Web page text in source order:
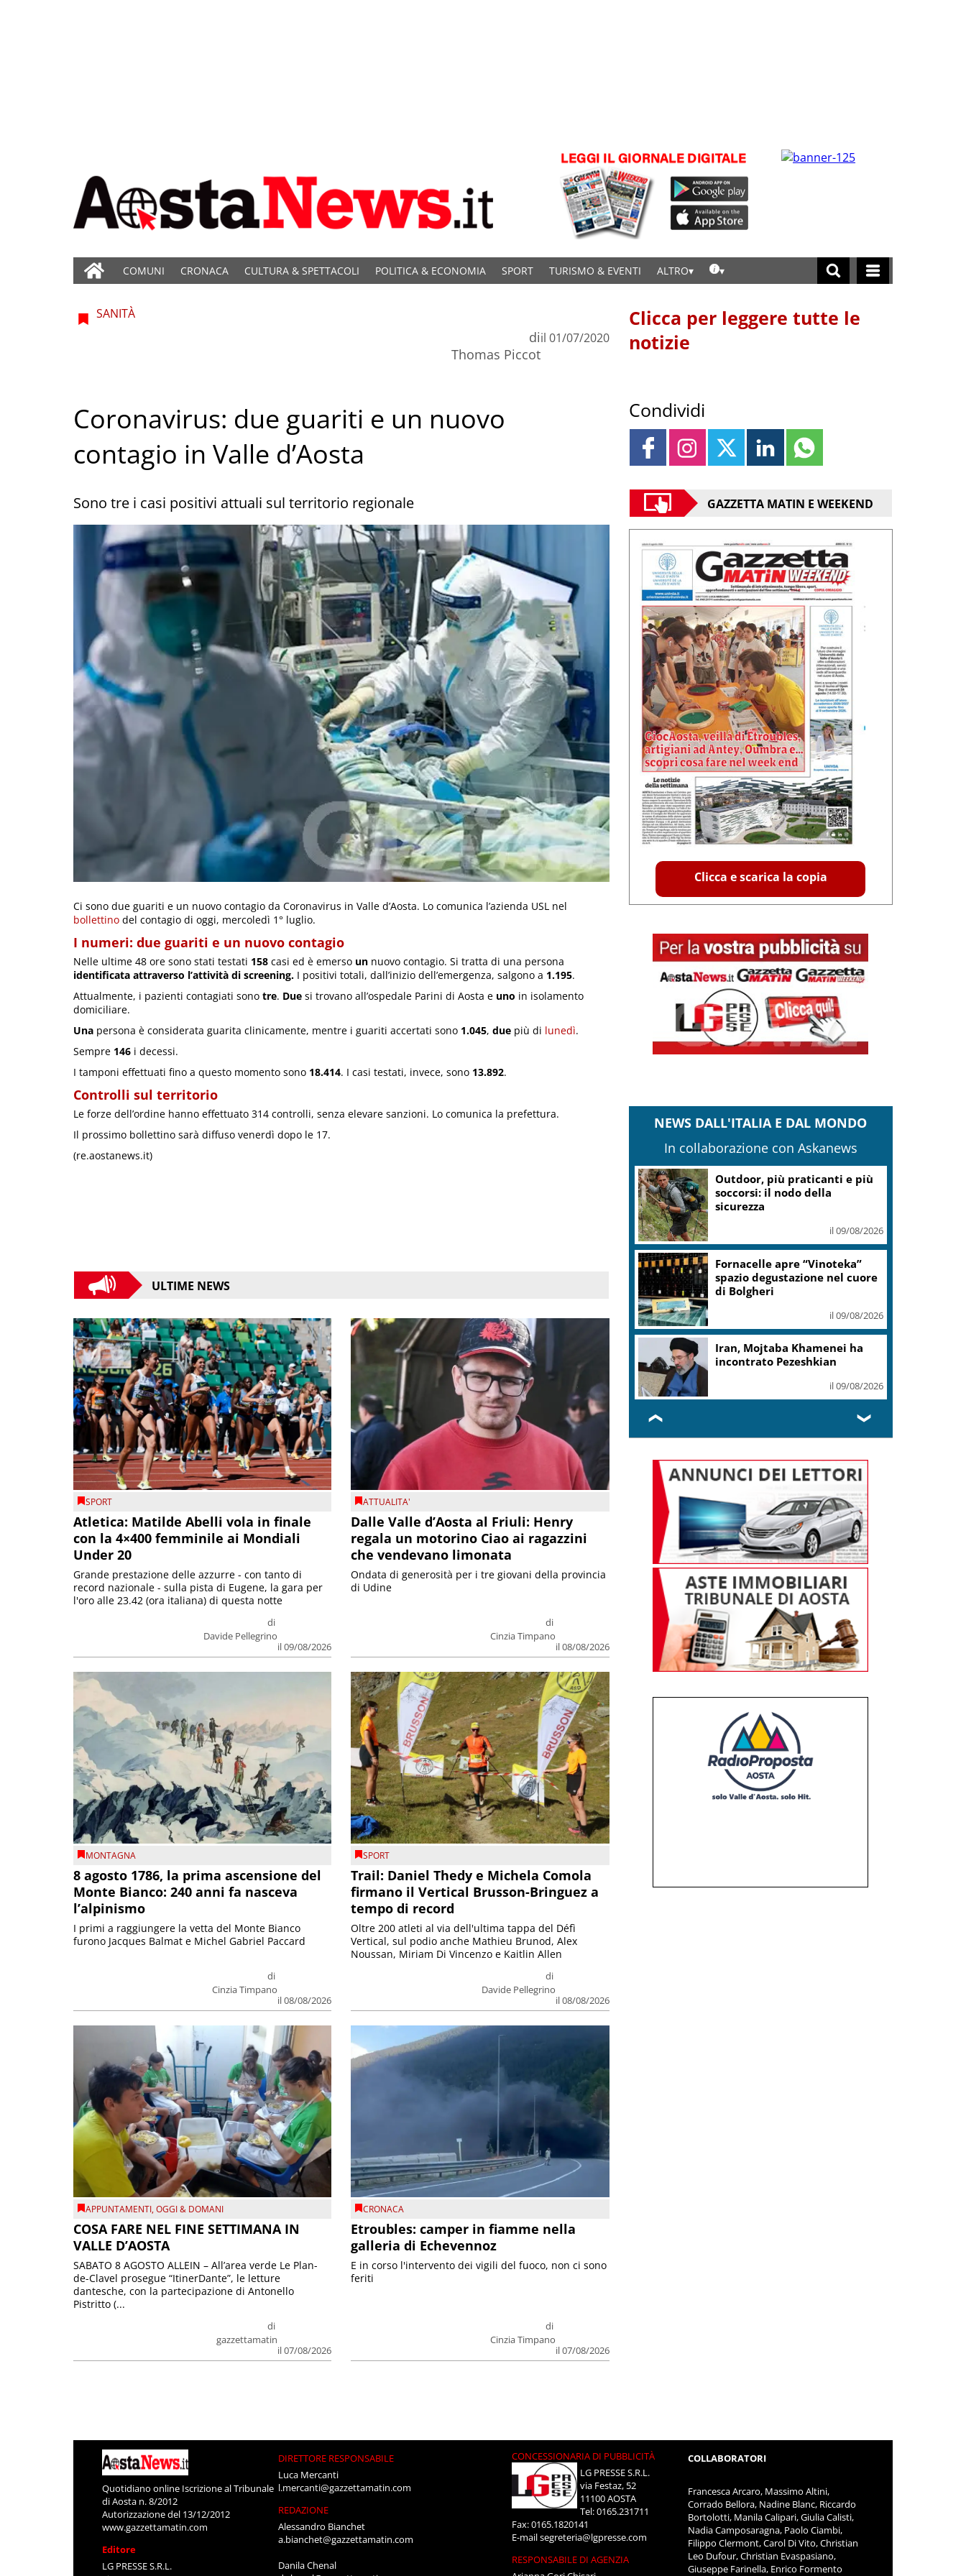
COMUNI CRONACA CULTURA & SPETTACOLI POLITICA & ECONOMIA SPORT TURISMO & EVENTI ALTRO
SANITÀ
di
Thomas Piccot
il 01/07/2020
Coronavirus: due guariti e un nuovo
contagio in Valle d’Aosta
Sono tre i casi positivi attuali sul territorio regionale
Ci sono due guariti e un nuovo contagio da Coronavirus in Valle d’Aosta. Lo comunica l’azienda USL nel
bollettino del contagio di oggi, mercoledì 1° luglio.
I numeri: due guariti e un nuovo contagio
Nelle ultime 48 ore sono stati testati 158 casi ed è emerso un nuovo contagio. Si tratta di una persona
identificata attraverso l’attività di screening. I positivi totali, dall’inizio dell’emergenza, salgono a 1.195.
Attualmente, i pazienti contagiati sono tre. Due si trovano all’ospedale Parini di Aosta e uno in isolamento
domiciliare.
Una persona è considerata guarita clinicamente, mentre i guariti accertati sono 1.045, due più di lunedì.
Sempre 146 i decessi.
I tamponi effettuati fino a questo momento sono 18.414. I casi testati, invece, sono 13.892.
Controlli sul territorio
Le forze dell’ordine hanno effettuato 314 controlli, senza elevare sanzioni. Lo comunica la prefettura.
Il prossimo bollettino sarà diffuso venerdì dopo le 17.
(re.aostanews.it)
ULTIME NEWS
SPORT
Atletica: Matilde Abelli vola in finale
con la 4×400 femminile ai Mondiali
Under 20
di
Davide Pellegrino
il 09/08/2026
Grande prestazione delle azzurre - con tanto di
record nazionale - sulla pista di Eugene, la gara per
l'oro alle 23.42 (ora italiana) di questa notte
ATTUALITA'
Dalle Valle d’Aosta al Friuli: Henry
regala un motorino Ciao ai ragazzini
che vendevano limonata
di
Cinzia Timpano
il 08/08/2026
Ondata di generosità per i tre giovani della provincia
di Udine
MONTAGNA
8 agosto 1786, la prima ascensione del
Monte Bianco: 240 anni fa nasceva
l’alpinismo
di
Cinzia Timpano
il 08/08/2026
I primi a raggiungere la vetta del Monte Bianco
furono Jacques Balmat e Michel Gabriel Paccard
SPORT
Trail: Daniel Thedy e Michela Comola
firmano il Vertical Brusson-Bringuez a
tempo di record
di
Davide Pellegrino
il 08/08/2026
Oltre 200 atleti al via dell'ultima tappa del Défì
Vertical, sul podio anche Mathieu Brunod, Alex
Noussan, Miriam Di Vincenzo e Kaitlin Allen
APPUNTAMENTI,OGGI & DOMANI
COSA FARE NEL FINE SETTIMANA IN
VALLE D’AOSTA
di
gazzettamatin
il 07/08/2026
SABATO 8 AGOSTO ALLEIN – All’area verde Le Plan-
de-Clavel prosegue “ItinerDante”, le letture
dantesche, con la partecipazione di Antonello
Pistritto (...
CRONACA
Etroubles: camper in fiamme nella
galleria di Echevennoz
di
Cinzia Timpano
il 07/08/2026
E in corso l'intervento dei vigili del fuoco, non ci sono
feriti
Clicca per leggere tutte le
notizie
Condividi
GAZZETTA MATIN E WEEKEND
Clicca e scarica la copia
NEWS DALL'ITALIA E DAL MONDO
In collaborazione con Askanews
Outdoor, più praticanti e più
soccorsi: il nodo della
sicurezza
il 09/08/2026
Fornacelle apre “Vinoteka”
spazio degustazione nel cuore
di Bolgheri
il 09/08/2026
Iran, Mojtaba Khamenei ha
incontrato Pezeshkian
il 09/08/2026
❮ ❯
Quotidiano online Iscrizione al Tribunale
di Aosta n. 8/2012
Autorizzazione del 13/12/2012
www.gazzettamatin.com
Editore
LG PRESSE S.R.L.
DIRETTORE RESPONSABILE
Luca Mercanti
l.mercanti@gazzettamatin.com
REDAZIONE
Alessandro Bianchet
a.bianchet@gazzettamatin.com
Danila Chenal
CONCESSIONARIA DI PUBBLICITÀ
LG PRESSE S.R.L.
via Festaz, 52
11100 AOSTA
Tel: 0165.231711
Fax: 0165.1820141
E-mailsegreteria@lgpresse.com
RESPONSABILE DI AGENZIA
COLLABORATORI
Francesca Arcaro, Massimo Altini,
Corrado Bellora, Nadine Blanc, Riccardo
Bortolotti, Manila Calipari, Giulia Calisti,
Nadia Camposaragna, Paolo Ciambi,
Filippo Clermont, Carol Di Vito, Christian
Leo Dufour, Christian Evaspasiano,
Giuseppe Farinella, Enrico Formento